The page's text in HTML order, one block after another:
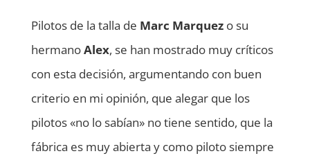
Pilotos de la talla de Marc Marquezo su
hermanoAlex, se han mostrado muy críticos
con esta decisión, argumentando con buen
criterio en mi opinión, que alegar que los
pilotos «no lo sabían» no tiene sentido, que la
fábrica es muy abierta y como piloto siempre